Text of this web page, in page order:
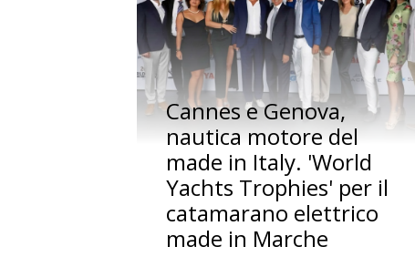
Cannes e Genova,
nautica motore del
made in Italy. 'World
Yachts Trophies' per il
catamarano elettrico
made in Marche